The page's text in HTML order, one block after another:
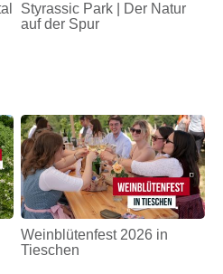
Styrassic Park | Der Natur
auf der Spur
Weinblütenfest 2026 in
Tieschen